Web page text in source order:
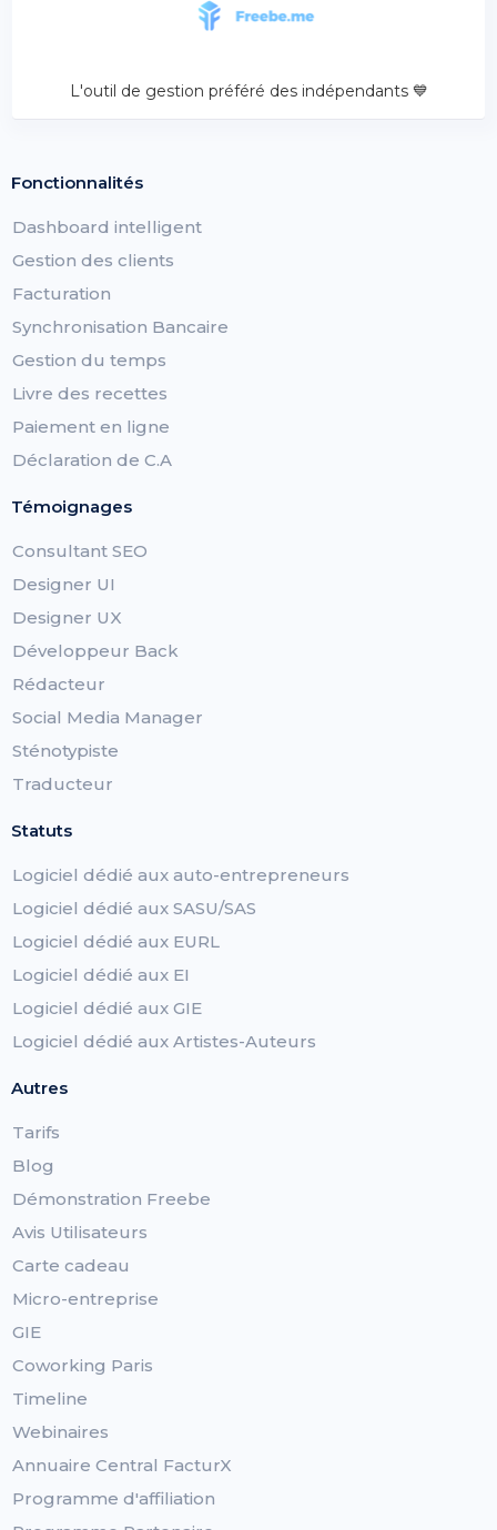
L'outil de gestion préféré des indépendants 💙
Fonctionnalités
Dashboard intelligent
Gestion des clients
Facturation
Synchronisation Bancaire
Gestion du temps
Livre des recettes
Paiement en ligne
Déclaration de C.A
Témoignages
Consultant SEO
Designer UI
Designer UX
Développeur Back
Rédacteur
Social Media Manager
Sténotypiste
Traducteur
Statuts
Logiciel dédié aux auto-entrepreneurs
Logiciel dédié aux SASU/SAS
Logiciel dédié aux EURL
Logiciel dédié aux EI
Logiciel dédié aux GIE
Logiciel dédié aux Artistes-Auteurs
Autres
Tarifs
Blog
Démonstration Freebe
Avis Utilisateurs
Carte cadeau
Micro-entreprise
GIE
Coworking Paris
Timeline
Webinaires
Annuaire Central FacturX
Programme d'affiliation